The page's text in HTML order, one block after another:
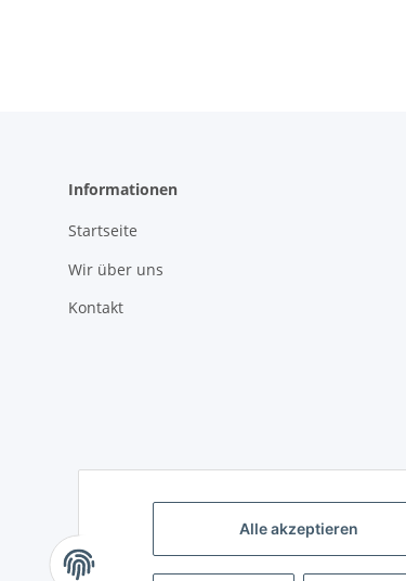
Alle akzeptieren
Informationen
Startseite
Wir über uns
Kontakt